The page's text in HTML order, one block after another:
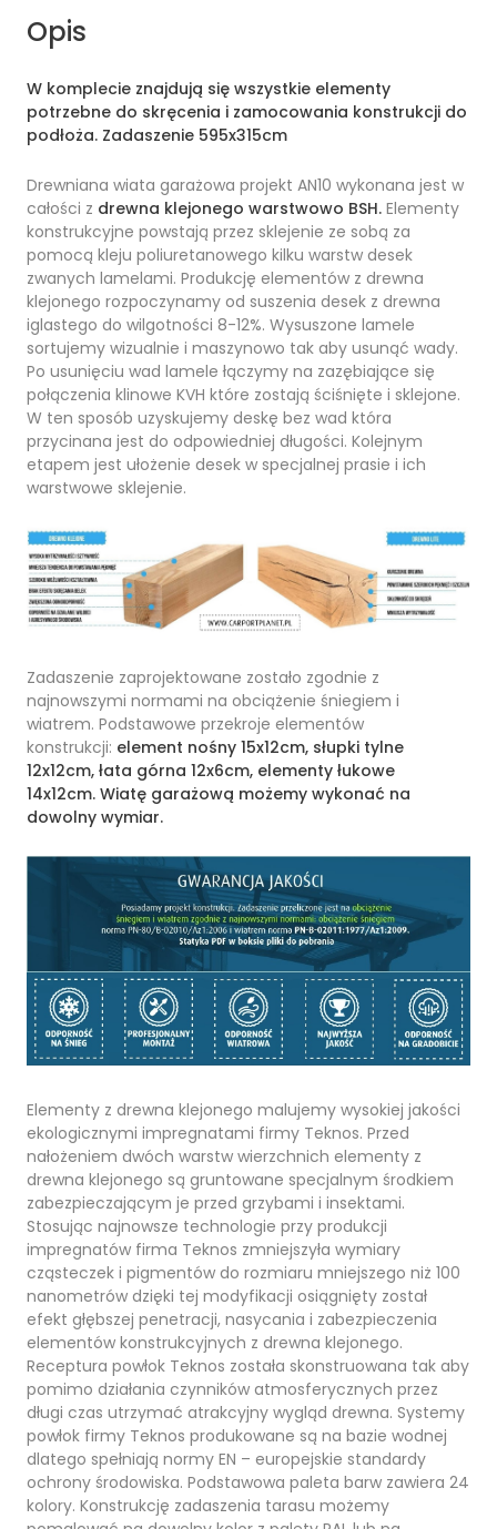
Opis
W komplecie znajdują się wszystkie elementy
potrzebne do skręcenia i zamocowania konstrukcji do
podłoża. Zadaszenie 595x315cm
Drewniana wiata garażowa projekt AN10 wykonana jest w
całości z drewna klejonego warstwowo BSH. Elementy
konstrukcyjne powstają przez sklejenie ze sobą za
pomocą kleju poliuretanowego kilku warstw desek
zwanych lamelami. Produkcję elementów z drewna
klejonego rozpoczynamy od suszenia desek z drewna
iglastego do wilgotności 8-12%. Wysuszone lamele
sortujemy wizualnie i maszynowo tak aby usunąć wady.
Po usunięciu wad lamele łączymy na zazębiające się
połączenia klinowe KVH które zostają ściśnięte i sklejone.
W ten sposób uzyskujemy deskę bez wad która
przycinana jest do odpowiedniej długości. Kolejnym
etapem jest ułożenie desek w specjalnej prasie i ich
warstwowe sklejenie.
Zadaszenie zaprojektowane zostało zgodnie z
najnowszymi normami na obciążenie śniegiem i
wiatrem. Podstawowe przekroje elementów
konstrukcji: element nośny 15x12cm, słupki tylne
12x12cm, łata górna 12x6cm, elementy łukowe
14x12cm. Wiatę garażową możemy wykonać na
dowolny wymiar.
Elementy z drewna klejonego malujemy wysokiej jakości
ekologicznymi impregnatami firmy Teknos. Przed
nałożeniem dwóch warstw wierzchnich elementy z
drewna klejonego są gruntowane specjalnym środkiem
zabezpieczającym je przed grzybami i insektami.
Stosując najnowsze technologie przy produkcji
impregnatów firma Teknos zmniejszyła wymiary
cząsteczek i pigmentów do rozmiaru mniejszego niż 100
nanometrów dzięki tej modyfikacji osiągnięty został
efekt głębszej penetracji, nasycania i zabezpieczenia
elementów konstrukcyjnych z drewna klejonego.
Receptura powłok Teknos została skonstruowana tak aby
pomimo działania czynników atmosferycznych przez
długi czas utrzymać atrakcyjny wygląd drewna. Systemy
powłok firmy Teknos produkowane są na bazie wodnej
dlatego spełniają normy EN – europejskie standardy
ochrony środowiska. Podstawowa paleta barw zawiera 24
kolory. Konstrukcję zadaszenia tarasu możemy